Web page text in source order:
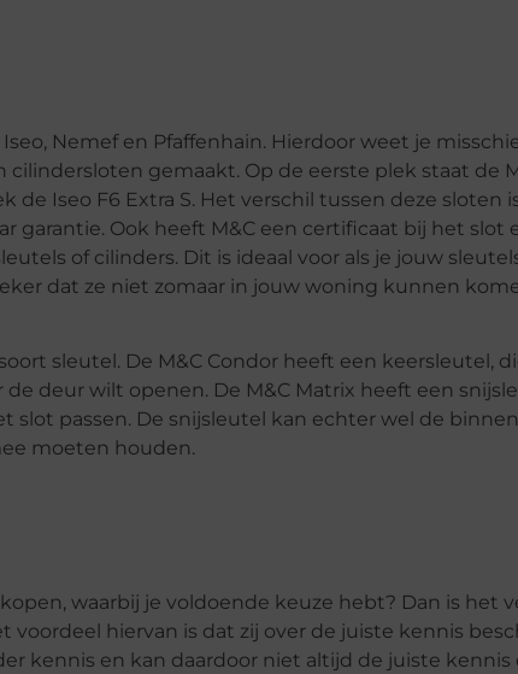
Iseo, Nemef en Pfaffenhain. Hierdoor weet je
gemaakt. Op de eerste plek staat de
de Iseo F6 Extra S. Het verschil tussen deze sloten
garantie. Ook heeft M&C een certificaat bij het slot
of cilinders. Dit is ideaal voor als je jouw
dat ze niet zomaar in jouw woning kunnen
sleutel. De M&C Condor heeft een keersleutel,
deur wilt openen. De M&C Matrix heeft een
slot passen. De snijsleutel kan echter wel de
moeten houden.
waarbij je voldoende keuze hebt? Dan is het
hiervan is dat zij over de juiste kennis
kennis en kan daardoor niet altijd de juiste kennis